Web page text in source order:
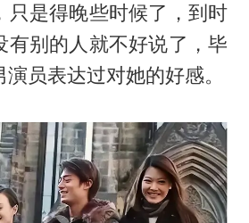
只是得晚些时候了，到时
有别的人就不好说了，毕
员表达过对她的好感。